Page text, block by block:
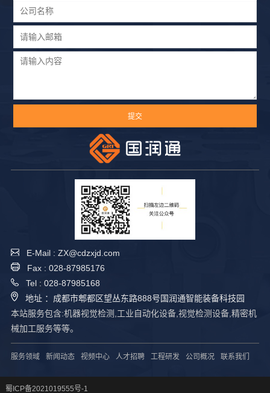
E-Mail : ZX@cdzxjd.com
Fax : 028-87985176
Tel : 028-87985168
地址 ：成都市郫都区望丛东路888号国润通智能装备科技园
本站服务包含:机器视觉检测,工业自动化设备,视觉检测设备,精密机
械加工服务等等。
服务领域 新闻动态 视频中心 人才招聘 工程研发 公司概况 联系我们
蜀ICP备2021019555号-1